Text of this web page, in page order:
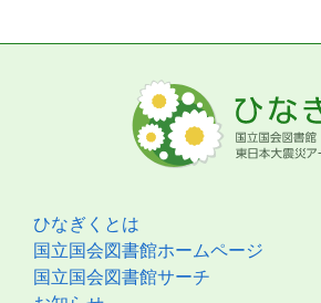
ひなぎくとは
国立国会図書館ホームページ
国立国会図書館サーチ